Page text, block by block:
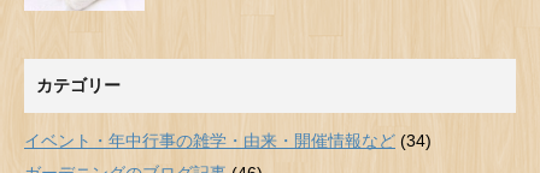
カテゴリー
イベント・年中行事の雑学・由来・開催情報など (34)